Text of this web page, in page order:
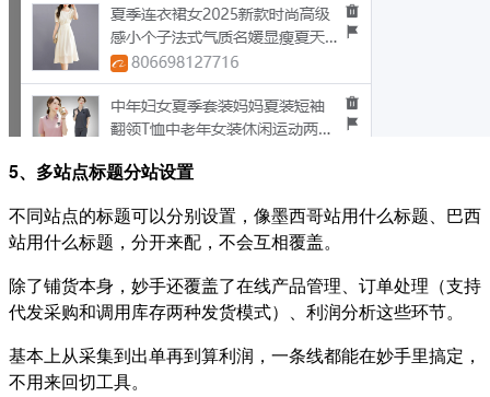
5、多站点标题分站设置
不同站点的标题可以分别设置，像墨西哥站用什么标题、巴西
站用什么标题，分开来配，不会互相覆盖。
除了铺货本身，妙手还覆盖了在线产品管理、订单处理（支持
代发采购和调用库存两种发货模式）、利润分析这些环节。
基本上从采集到出单再到算利润，一条线都能在妙手里搞定，
不用来回切工具。